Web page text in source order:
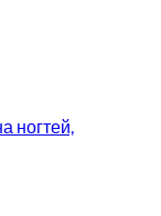
ногтей,